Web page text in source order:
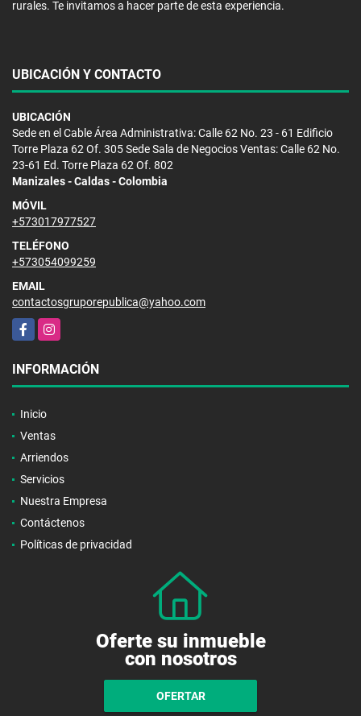
rurales. Te invitamos a hacer parte de esta experiencia.
UBICACIÓN Y CONTACTO
UBICACIÓN
Sede en el Cable Área Administrativa: Calle 62 No. 23 - 61 Edificio
Torre Plaza 62 Of. 305 Sede Sala de Negocios Ventas: Calle 62 No.
23-61 Ed. Torre Plaza 62 Of. 802
Manizales - Caldas - Colombia
MÓVIL
+573017977527
TELÉFONO
+573054099259
EMAIL
contactosgruporepublica@yahoo.com
FacebookInstagram
INFORMACIÓN
Inicio
Ventas
Arriendos
Servicios
Nuestra Empresa
Contáctenos
Políticas de privacidad
Oferte su inmueble
con nosotros
OFERTAR